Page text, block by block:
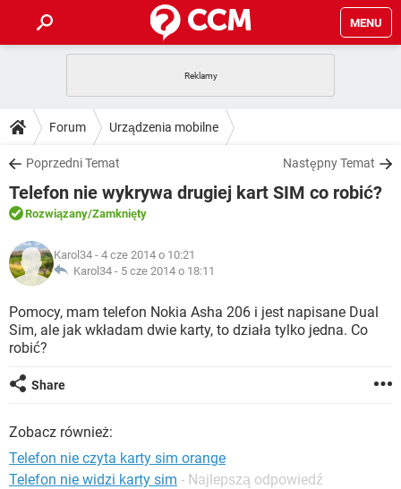
MENU
GRY WHATSAPP
SPOTIFY
INSTAGRAM FACEBOOK
WINDOWS 10
PORADY
PlayStation TIKTOK
SPOTIFY
INSTAGRAM
WINDOWS 10
DO POBRANIA
ANDROID TIKTOK
GRY
IOS
INSTAGRAM
WINDOWS 10
FORUM
COVID-19
GRY
INSTAGRAM FACEBOOK
ARTYKUŁY
COVID-19
GRY WHATSAPP
SPOTIFY
INSTAGRAM
Forum Urządzenia mobilne
Poprzedni Temat Następny Temat
Telefon nie wykrywa drugiej kart SIM co robić?
Rozwiązany/Zamknięty
Karol34 - 4 cze 2014 o 10:21
Karol34 - 5 cze 2014 o 18:11
Pomocy, mam telefon Nokia Asha 206 i jest napisane Dual
Sim, ale jak wkładam dwie karty, to działa tylko jedna. Co
robić?
Share
Zobacz również:
Telefon nie czyta karty sim orange
Telefon nie widzi karty sim - Najlepszą odpowiedź